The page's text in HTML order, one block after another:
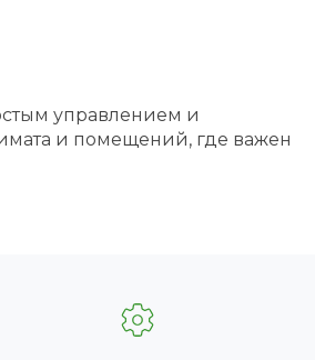
управлением и
и помещений, где важен